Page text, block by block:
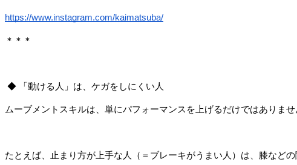
https://www.instagram.com/kaimatsuba/
＊＊＊
◆ 「動ける人」は、ケガをしにくい人
ムーブメントスキルは、単にパフォーマンスを上げるだけではありま
たとえば、止まり方が上手な人（＝ブレーキがうまい人）は、膝など